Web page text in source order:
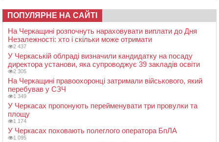
ПОПУЛЯРНЕ НА САЙТІ
На Черкащині розпочнуть нараховувати виплати до Дня
Незалежності: хто і скільки може отримати
2 437
У Черкаській облраді визначили кандидатку на посаду
директора установи, яка супроводжує 39 закладів освіти
2 305
На Черкащині правоохоронці затримали військового, який
перебував у СЗЧ
1 349
У Черкасах пропонують перейменувати три провулки та
площу
1 174
У Черкасах поховають полеглого оператора БпЛА
1 095